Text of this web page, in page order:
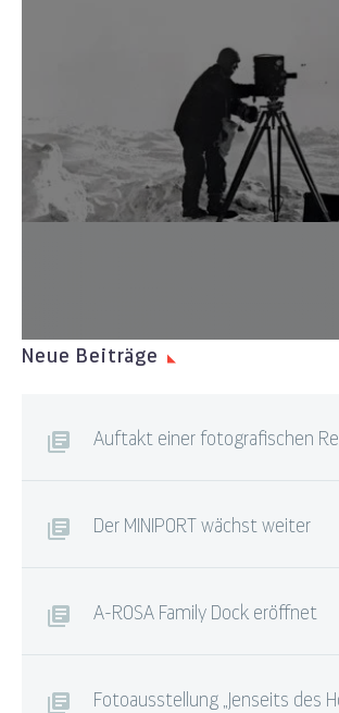
Neue Beiträge
Auftakt einer fotografischen
Der MINIPORT wächst weiter
A-ROSA Family Dock eröffnet
Fotoausstellung „Jenseits des